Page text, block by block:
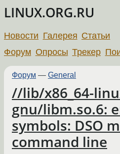
LINUX.ORG.RU
Новости Галерея Статьи
Форум Опросы Трекер
Форум — General
//lib/x86_64-
gnu/libm.so.6:
symbols: DSO
command line